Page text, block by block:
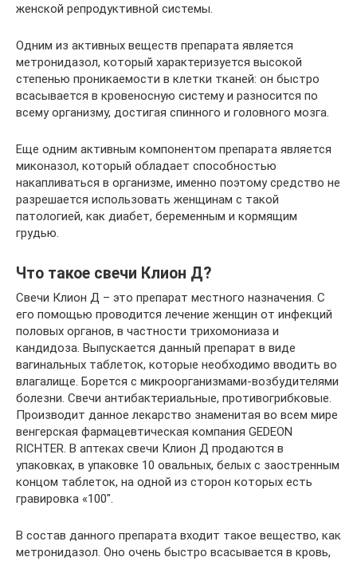
женской репродуктивной системы.
Одним из активных веществ препарата является
метронидазол, который характеризуется высокой
степенью проникаемости в клетки тканей: он быстро
всасывается в кровеносную систему и разносится по
всему организму, достигая спинного и головного мозга.
Еще одним активным компонентом препарата является
миконазол, который обладает способностью
накапливаться в организме, именно поэтому средство не
разрешается использовать женщинам с такой
патологией, как диабет, беременным и кормящим
грудью.
Что такое свечи Клион Д?
Свечи Клион Д – это препарат местного назначения. С
его помощью проводится лечение женщин от инфекций
половых органов, в частности трихомониаза и
кандидоза. Выпускается данный препарат в виде
вагинальных таблеток, которые необходимо вводить во
влагалище. Борется с микроорганизмами-возбудителями
болезни. Свечи антибактериальные, противогрибковые.
Производит данное лекарство знаменитая во всем мире
венгерская фармацевтическая компания GEDEON
RICHTER. В аптеках свечи Клион Д продаются в
упаковках, в упаковке 10 овальных, белых с заостренным
концом таблеток, на одной из сторон которых есть
гравировка «100″.
В состав данного препарата входит такое вещество, как
метронидазол. Оно очень быстро всасывается в кровь,